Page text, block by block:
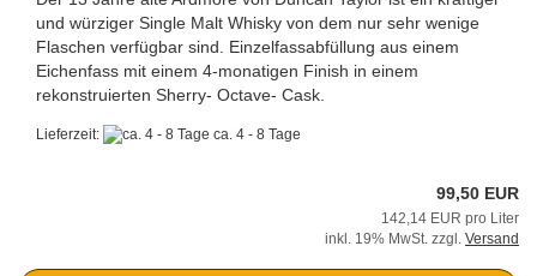
und würziger Single Malt Whisky von dem nur sehr wenige
Flaschen verfügbar sind. Einzelfassabfüllung aus einem
Eichenfass mit einem 4-monatigen Finish in einem
rekonstruierten Sherry- Octave- Cask.
Lieferzeit: ca. 4 - 8 Tage
99,50 EUR
142,14 EUR pro Liter
inkl. 19% MwSt. zzgl. Versand